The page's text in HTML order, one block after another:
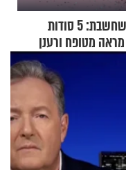
לא מה שחשבת: 5 סודות
מטופח ורענן